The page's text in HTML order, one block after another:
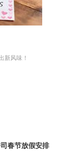
新风味！
春节放假安排